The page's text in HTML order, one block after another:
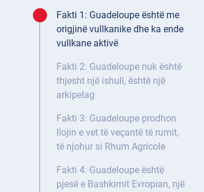
Fakti 1: Guadeloupe është me
origjinë vullkanike dhe ka ende
vullkane aktivë
Fakti 2: Guadeloupe nuk është
thjesht një ishull, është një
arkipelag
Fakti 3: Guadeloupe prodhon
llojin e vet të veçantë të rumit,
të njohur si Rhum Agricole
Fakti 4: Guadeloupe është
pjesë e Bashkimit Evropian, një